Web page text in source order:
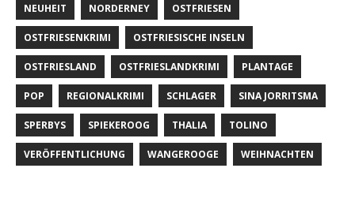
NEUHEIT NORDERNEY OSTFRIESEN
OSTFRIESENKRIMI OSTFRIESISCHE INSELN
OSTFRIESLAND OSTFRIESLANDKRIMI PLANTAGE
POP REGIONALKRIMI SCHLAGER SINA JORRITSMA
SPERBYS SPIEKEROOG THALIA TOLINO
VERÖFFENTLICHUNG WANGEROOGE WEIHNACHTEN